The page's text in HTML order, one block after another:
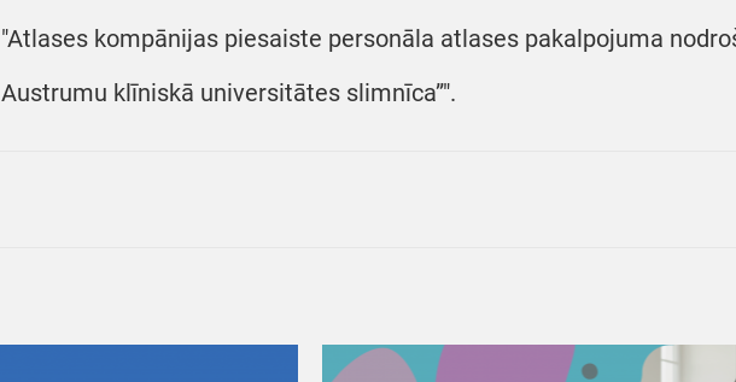
"Atlases kompānijas piesaiste personāla atlases pakalpojuma
Austrumu klīniskā universitātes slimnīca”".